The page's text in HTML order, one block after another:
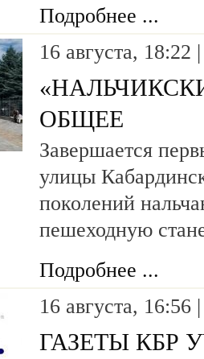
Подробнее ...
16 августа, 18:22
ОБЩЕЕ
Завершается
улицы
поколений
пешеходную
Подробнее ...
16 августа, 16:56
ГАЗЕТЫ КБР